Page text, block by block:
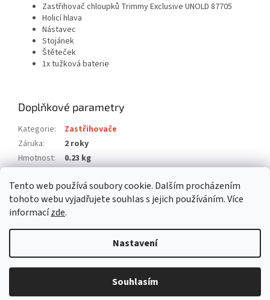
Tento web používá soubory cookie. Dalším procházením
tohoto webu vyjadřujete souhlas s jejich používáním. Více
informacízde.
Nastavení
Souhlasím
Zastřihovač chloupků Trimmy Exclusive UNOLD 87705
Holicí hlava
Nástavec
Stojánek
Štěteček
1x tužková baterie
Doplňkové parametry
Kategorie:
Zastřihovače
Záruka:
2 roky
Hmotnost:
0.23 kg
Položka byla vyprodána…
Vytvořil Shoptet
befree.cz. Všechna práva vyhrazena.